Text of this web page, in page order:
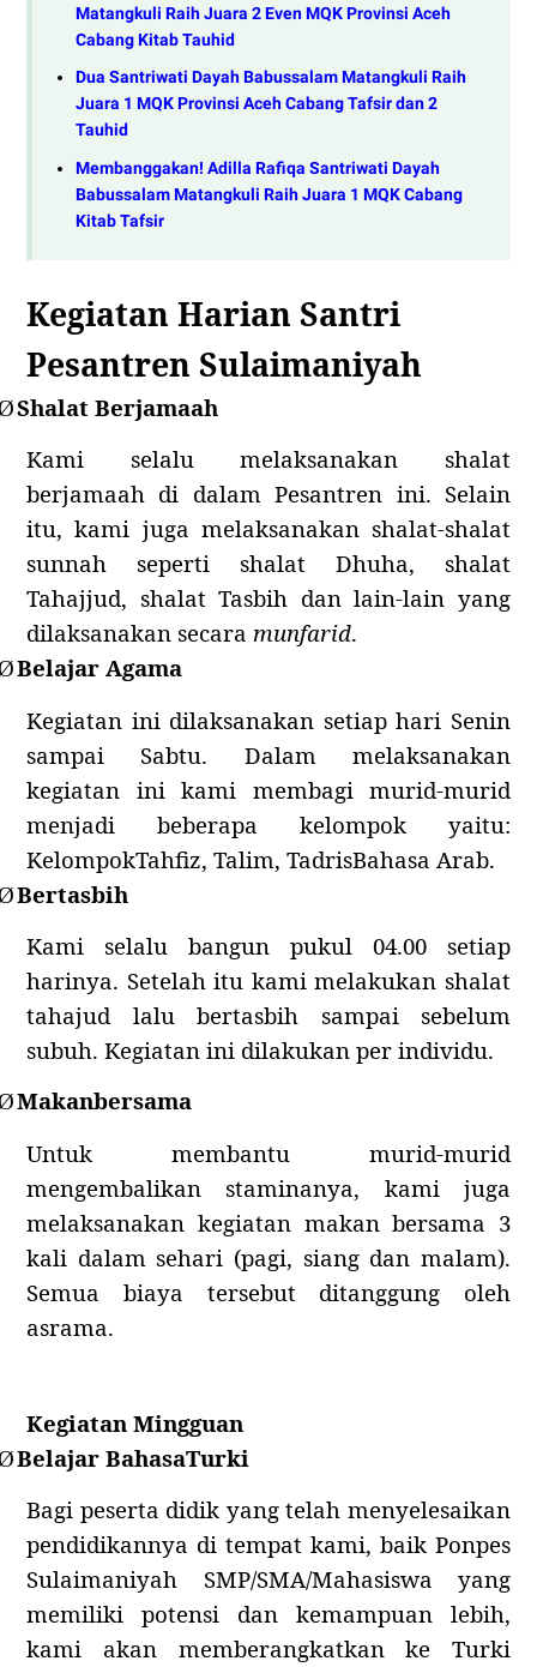
Matangkuli Raih Juara 2 Even MQK Provinsi Aceh
Cabang Kitab Tauhid
Dua Santriwati Dayah Babussalam Matangkuli Raih
Juara 1 MQK Provinsi Aceh Cabang Tafsir dan 2
Tauhid
Membanggakan! Adilla Rafiqa Santriwati Dayah
Babussalam Matangkuli Raih Juara 1 MQK Cabang
Kitab Tafsir
Kegiatan HarianSantri
Pesantren Sulaimaniyah
Shalat Berjamaah
Kami selalu melaksanakan shalat
berjamaah di dalam Pesantren ini. Selain
itu, kami juga melaksanakan shalat-shalat
sunnah seperti shalat Dhuha, shalat
Tahajjud, shalat Tasbih dan lain-lain yang
dilaksanakan secara munfarid.
Belajar Agama
Kegiatan ini dilaksanakan setiap hari Senin
sampai Sabtu. Dalam melaksanakan
kegiatan ini kami membagi murid-murid
menjadi beberapa kelompok yaitu:
KelompokTahfiz, Talim, TadrisBahasa Arab.
Bertasbih
Kami selalu bangun pukul 04.00 setiap
harinya. Setelah itu kami melakukan shalat
tahajud lalu bertasbih sampai sebelum
subuh. Kegiatan ini dilakukan per individu.
Makanbersama
Untuk membantu murid-murid
mengembalikan staminanya, kami juga
melaksanakan kegiatan makan bersama 3
kali dalam sehari (pagi, siang dan malam).
Semua biaya tersebut ditanggung oleh
asrama.
Kegiatan Mingguan
Belajar BahasaTurki
Bagi peserta didik yang telah menyelesaikan
pendidikannya di tempat kami, baik Ponpes
Sulaimaniyah SMP/SMA/Mahasiswa yang
memiliki potensi dan kemampuan lebih,
kami akan memberangkatkan ke Turki